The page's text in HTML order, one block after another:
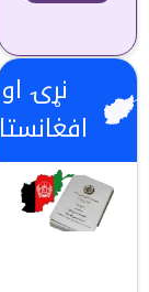
نړۍ او
افغانستان